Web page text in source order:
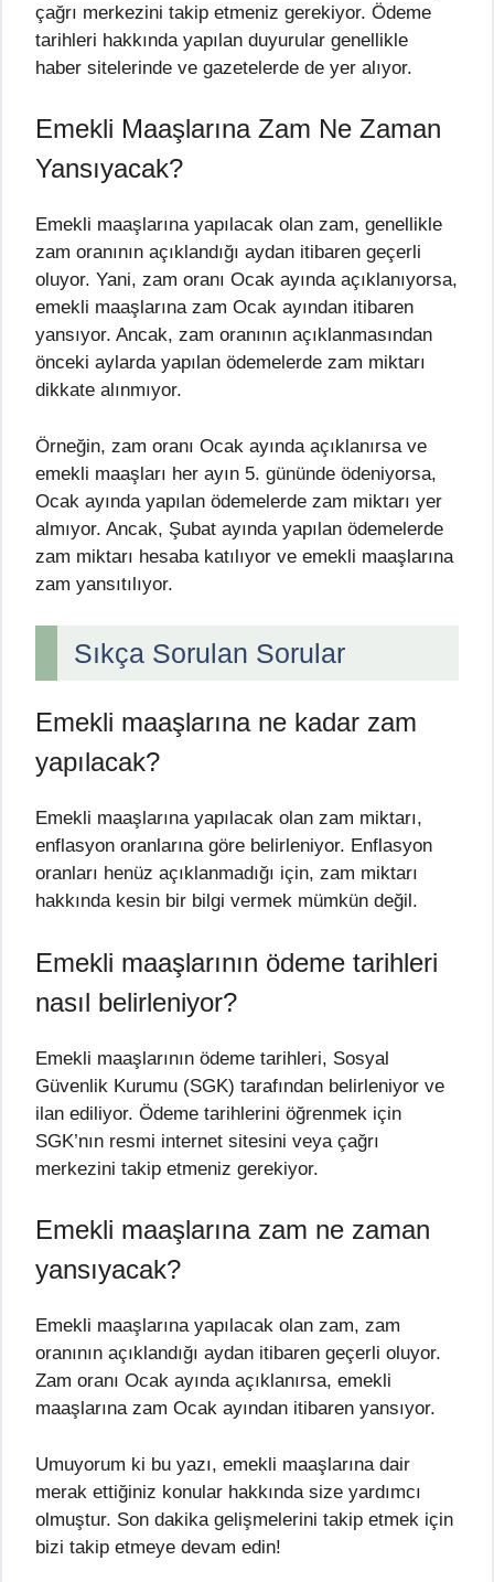
çağrı merkezini takip etmeniz gerekiyor. Ödeme
tarihleri hakkında yapılan duyurular genellikle
haber sitelerinde ve gazetelerde de yer alıyor.
Emekli Maaşlarına Zam Ne Zaman
Yansıyacak?
Emekli maaşlarına yapılacak olan zam, genellikle
zam oranının açıklandığı aydan itibaren geçerli
oluyor. Yani, zam oranı Ocak ayında açıklanıyorsa,
emekli maaşlarına zam Ocak ayından itibaren
yansıyor. Ancak, zam oranının açıklanmasından
önceki aylarda yapılan ödemelerde zam miktarı
dikkate alınmıyor.
Örneğin, zam oranı Ocak ayında açıklanırsa ve
emekli maaşları her ayın 5. gününde ödeniyorsa,
Ocak ayında yapılan ödemelerde zam miktarı yer
almıyor. Ancak, Şubat ayında yapılan ödemelerde
zam miktarı hesaba katılıyor ve emekli maaşlarına
zam yansıtılıyor.
Sıkça Sorulan Sorular
Emekli maaşlarına ne kadar zam
yapılacak?
Emekli maaşlarına yapılacak olan zam miktarı,
enflasyon oranlarına göre belirleniyor. Enflasyon
oranları henüz açıklanmadığı için, zam miktarı
hakkında kesin bir bilgi vermek mümkün değil.
Emekli maaşlarının ödeme tarihleri
nasıl belirleniyor?
Emekli maaşlarının ödeme tarihleri, Sosyal
Güvenlik Kurumu (SGK) tarafından belirleniyor ve
ilan ediliyor. Ödeme tarihlerini öğrenmek için
SGK’nın resmi internet sitesini veya çağrı
merkezini takip etmeniz gerekiyor.
Emekli maaşlarına zam ne zaman
yansıyacak?
Emekli maaşlarına yapılacak olan zam, zam
oranının açıklandığı aydan itibaren geçerli oluyor.
Zam oranı Ocak ayında açıklanırsa, emekli
maaşlarına zam Ocak ayından itibaren yansıyor.
Umuyorum ki bu yazı, emekli maaşlarına dair
merak ettiğiniz konular hakkında size yardımcı
olmuştur. Son dakika gelişmelerini takip etmek için
bizi takip etmeye devam edin!